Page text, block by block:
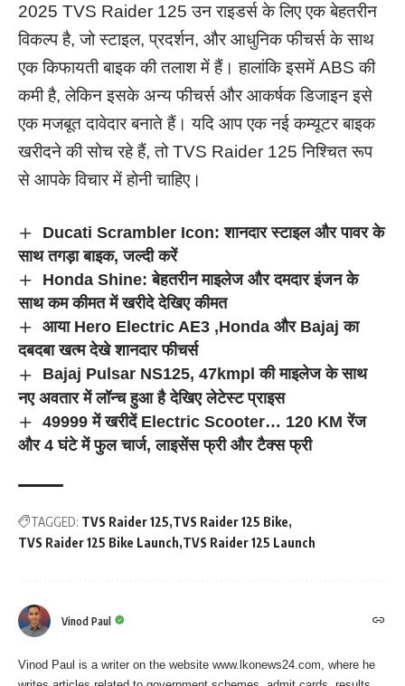
2025 TVS Raider 125 उन राइडर्स के लिए एक बेहतरीन
विकल्प है, जो स्टाइल, प्रदर्शन, और आधुनिक फीचर्स के साथ
एक किफायती बाइक की तलाश में हैं। हालांकि इसमें ABS की
कमी है, लेकिन इसके अन्य फीचर्स और आकर्षक डिजाइन इसे
एक मजबूत दावेदार बनाते हैं। यदि आप एक नई कम्यूटर बाइक
खरीदने की सोच रहे हैं, तो TVS Raider 125 निश्चित रूप
से आपके विचार में होनी चाहिए।
Ducati Scrambler Icon: शानदार स्टाइल और पावर के
साथ तगड़ा बाइक, जल्दी करें
Honda Shine: बेहतरीन माइलेज और दमदार इंजन के
साथ कम कीमत में खरीदे देखिए कीमत
आया Hero Electric AE3 ,Honda और Bajaj का
दबदबा खत्म देखे शानदार फीचर्स
Bajaj Pulsar NS125, 47kmpl की माइलेज के साथ
नए अवतार में लॉन्च हुआ है देखिए लेटेस्ट प्राइस
49999 में खरीदें Electric Scooter… 120 KM रेंज
और 4 घंटे में फुल चार्ज, लाइसेंस फ्री और टैक्स फ्री
TAGGED: TVS Raider 125 TVS Raider 125 Bike
TVS Raider 125 Bike Launch TVS Raider 125 Launch
Vinod Paul
Vinod Paul is a writer on the website www.lkonews24.com, where he